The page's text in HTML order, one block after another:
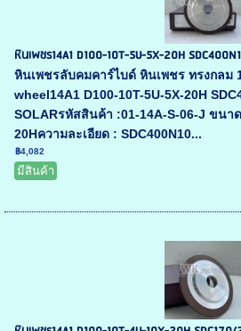
หินเพชร14A1 D100-10T-5U-5X-20H
หินเพชรลับคมคาร์ไบด์ หินเพชร ทรงกลม
wheel14A1 D100-10T-5U-5X-20H
SOLARรหัสสินค้า :01-14A-S-06-J ขนา
20Hความละเอียด : SDC400N10...
฿4,082
มีสินค้า